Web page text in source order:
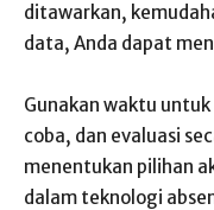
ditawarkan,
data, Anda dapat
Gunakan waktu
coba, dan evaluasi
menentukan pilihan
dalam teknologi